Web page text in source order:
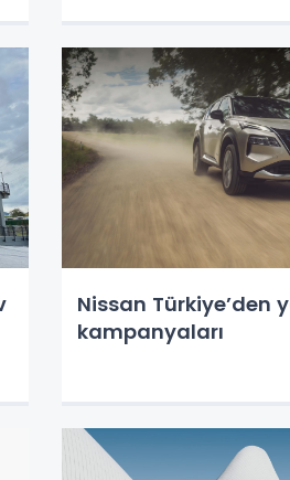
Nissan Türkiye’den
kampanyaları